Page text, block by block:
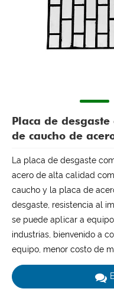
Placa de
de caucho de
La placa de desgaste
acero de alta calidad
caucho y la placa de
desgaste, resistencia al
se puede aplicar a
industrias, bienvenido a
equipo, menor costo de